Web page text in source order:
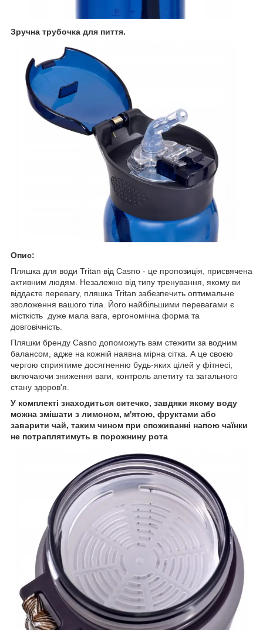
Зручна трубочка для пиття.
Опис:
Пляшка для води Tritan від Casno - це пропозиція, присвячена
активним людям. Незалежно від типу тренування, якому ви
віддаєте перевагу, пляшка Tritan забезпечить оптимальне
зволоження вашого тіла. Його найбільшими перевагами є
місткість дуже мала вага, ергономічна форма та
довговічність.
Пляшки бренду Casno допоможуть вам стежити за водним
балансом, адже на кожній наявна мірна сітка. А це своєю
чергою сприятиме досягненню будь-яких цілей у фітнесі,
включаючи зниження ваги, контроль апетиту та загального
стану здоров'я.
У комплекті знаходиться ситечко, завдяки якому воду
можна змішати з лимоном, м'ятою, фруктами або
заварити чай, таким чином при споживанні напою чаїнки
не потраплятимуть в порожнину рота